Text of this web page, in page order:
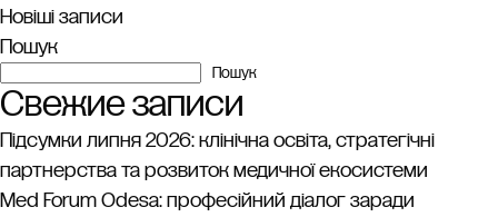
Навігація
за
записами
Новіші записи
Пошук
Пошук
Свежие записи
Підсумки липня 2026: клінічна освіта, стратегічні
партнерства та розвиток медичної екосистеми
Med Forum Odesa: професійний діалог заради